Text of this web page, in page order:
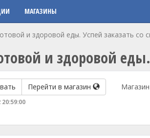
МАГАЗИНЫ
и здоровой еды. Успей заказать со
и здоровой
Перейти в магазин Магазин